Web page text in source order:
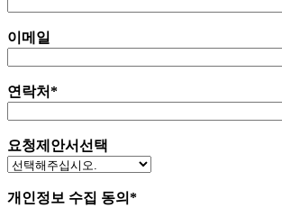
이메일
연락처*
요청제안서선택
개인정보 수집 동의 *